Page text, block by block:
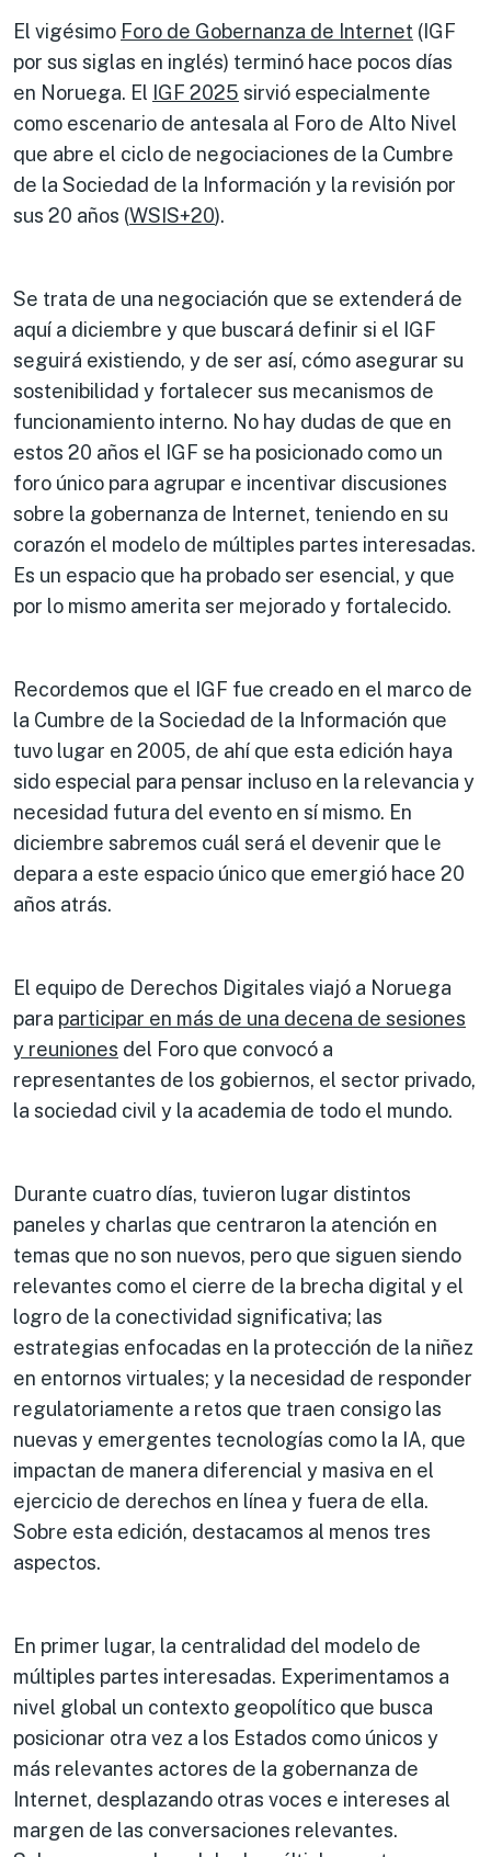
El vigésimo Foro de Gobernanza de Internet (IGF
por sus siglas en inglés) terminó hace pocos días
en Noruega. El IGF 2025 sirvió especialmente
como escenario de antesala al Foro de Alto Nivel
que abre el ciclo de negociaciones de la Cumbre
de la Sociedad de la Información y la revisión por
sus 20 años (WSIS+20).
Se trata de una negociación que se extenderá de
aquí a diciembre y que buscará definir si el IGF
seguirá existiendo, y de ser así, cómo asegurar su
sostenibilidad y fortalecer sus mecanismos de
funcionamiento interno. No hay dudas de que en
estos 20 años el IGF se ha posicionado como un
foro único para agrupar e incentivar discusiones
sobre la gobernanza de Internet, teniendo en su
corazón el modelo de múltiples partes interesadas.
Es un espacio que ha probado ser esencial, y que
por lo mismo amerita ser mejorado y fortalecido.
Recordemos que el IGF fue creado en el marco de
la Cumbre de la Sociedad de la Información que
tuvo lugar en 2005, de ahí que esta edición haya
sido especial para pensar incluso en la relevancia y
necesidad futura del evento en sí mismo. En
diciembre sabremos cuál será el devenir que le
depara a este espacio único que emergió hace 20
años atrás.
El equipo de Derechos Digitales viajó a Noruega
para participar en más de una decena de sesiones
y reuniones del Foro que convocó a
representantes de los gobiernos, el sector privado,
la sociedad civil y la academia de todo el mundo.
Durante cuatro días, tuvieron lugar distintos
paneles y charlas que centraron la atención en
temas que no son nuevos, pero que siguen siendo
relevantes como el cierre de la brecha digital y el
logro de la conectividad significativa; las
estrategias enfocadas en la protección de la niñez
en entornos virtuales; y la necesidad de responder
regulatoriamente a retos que traen consigo las
nuevas y emergentes tecnologías como la IA, que
impactan de manera diferencial y masiva en el
ejercicio de derechos en línea y fuera de ella.
Sobre esta edición, destacamos al menos tres
aspectos.
En primer lugar, la centralidad del modelo de
múltiples partes interesadas. Experimentamos a
nivel global un contexto geopolítico que busca
posicionar otra vez a los Estados como únicos y
más relevantes actores de la gobernanza de
Internet, desplazando otras voces e intereses al
margen de las conversaciones relevantes.